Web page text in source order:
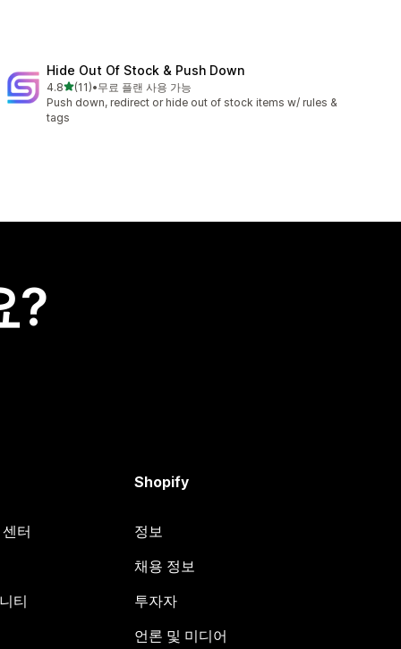
Hide Out Of Stock & Push Down
4.8별 5개 중
(11)
총 리뷰 11개
•무료 플랜 사용 가능
Push down, redirect or hide out of stock items w/ rules &
tags
?
터
티
Shopify
정보
채용 정보
투자자
언론 및 미디어